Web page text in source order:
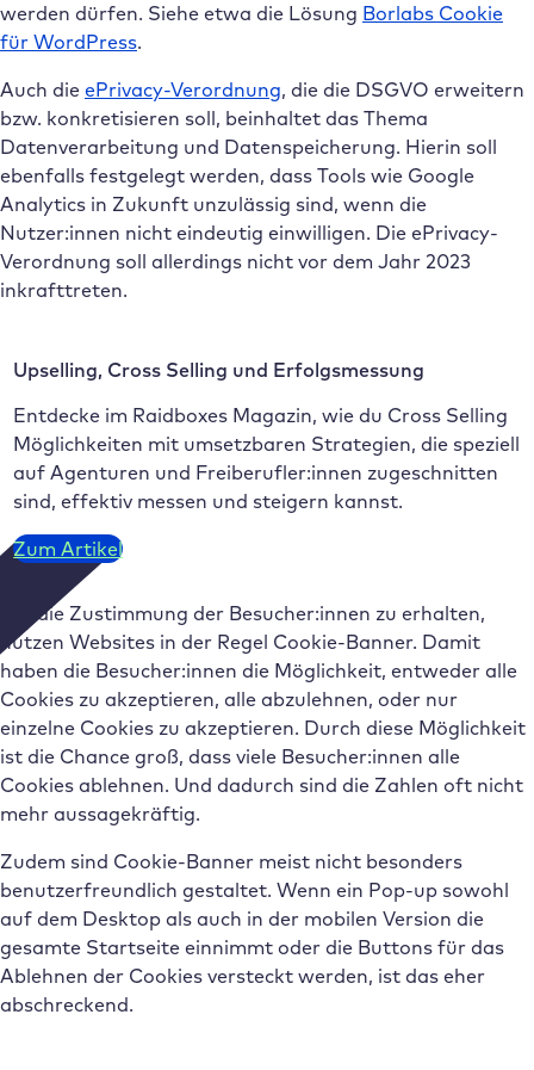
werden dürfen. Siehe etwa die Lösung Borlabs Cookie
für WordPress.
Auch die ePrivacy-Verordnung, die die DSGVO erweitern
bzw. konkretisieren soll, beinhaltet das Thema
Datenverarbeitung und Datenspeicherung. Hierin soll
ebenfalls festgelegt werden, dass Tools wie Google
Analytics in Zukunft unzulässig sind, wenn die
Nutzer:innen nicht eindeutig einwilligen. Die ePrivacy-
Verordnung soll allerdings nicht vor dem Jahr 2023
inkrafttreten.
Upselling, Cross Selling und Erfolgsmessung
Entdecke im Raidboxes Magazin, wie du Cross Selling
Möglichkeiten mit umsetzbaren Strategien, die speziell
auf Agenturen und Freiberufler:innen zugeschnitten
sind, effektiv messen und steigern kannst.
Zum Artikel
Um die Zustimmung der Besucher:innen zu erhalten,
nutzen Websites in der Regel Cookie-Banner. Damit
haben die Besucher:innen die Möglichkeit, entweder alle
Cookies zu akzeptieren, alle abzulehnen, oder nur
einzelne Cookies zu akzeptieren. Durch diese Möglichkeit
ist die Chance groß, dass viele Besucher:innen alle
Cookies ablehnen. Und dadurch sind die Zahlen oft nicht
mehr aussagekräftig.
Zudem sind Cookie-Banner meist nicht besonders
benutzerfreundlich gestaltet. Wenn ein Pop-up sowohl
auf dem Desktop als auch in der mobilen Version die
gesamte Startseite einnimmt oder die Buttons für das
Ablehnen der Cookies versteckt werden, ist das eher
abschreckend.